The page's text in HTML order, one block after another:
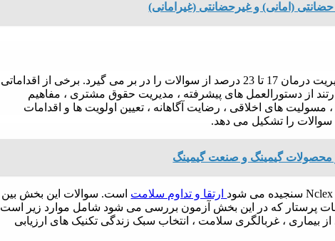
(امانی) و غیرحضانتی (غیرامانی)
اولین بخش امنیت و محیط امن درمان است. مدیریت درمان 17 تا 23 درصد از سوالات را در بر می گیرد. برخی از اقداماتی
از دستورالعمل های پیشرفته ، مدیریت حقوق مشتری ، مفاهیم
های اخلاقی ، رضایت آگاهانه ، تعیین اولویت ها و اقدامات
محصولات گیمینگ و صنعت گیمینگ
ارتقا و تداوم سلامت است. سوالات این بخش بین
پرستار که در این بخش آزمون بررسی می شود شامل موارد زیر است
بیماری ، غربالگری سلامت ، انتخاب سبک زندگی تکنیک های ارزیابی